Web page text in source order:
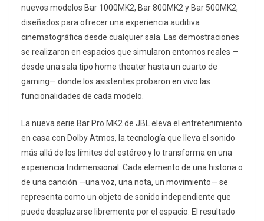
nuevos modelos Bar 1000MK2, Bar 800MK2 y Bar 500MK2,
diseñados para ofrecer una experiencia auditiva
cinematográfica desde cualquier sala. Las demostraciones
se realizaron en espacios que simularon entornos reales —
desde una sala tipo home theater hasta un cuarto de
gaming— donde los asistentes probaron en vivo las
funcionalidades de cada modelo.
La nueva serie Bar Pro MK2 de JBL eleva el entretenimiento
en casa con Dolby Atmos, la tecnología que lleva el sonido
más allá de los límites del estéreo y lo transforma en una
experiencia tridimensional. Cada elemento de una historia o
de una canción —una voz, una nota, un movimiento— se
representa como un objeto de sonido independiente que
puede desplazarse libremente por el espacio. El resultado